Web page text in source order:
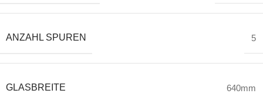
ANZAHL SPUREN 5
GLASBREITE 640mm